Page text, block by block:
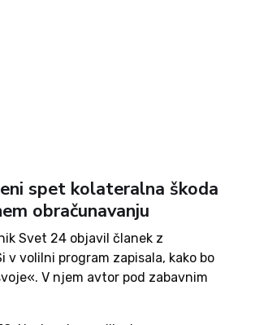
spet kolateralna škoda
obračunavanju
Svet 24 objavil članek z
v volilni program zapisala, kako bo
V njem avtor pod zabavnim
ali naravnost lažnivih